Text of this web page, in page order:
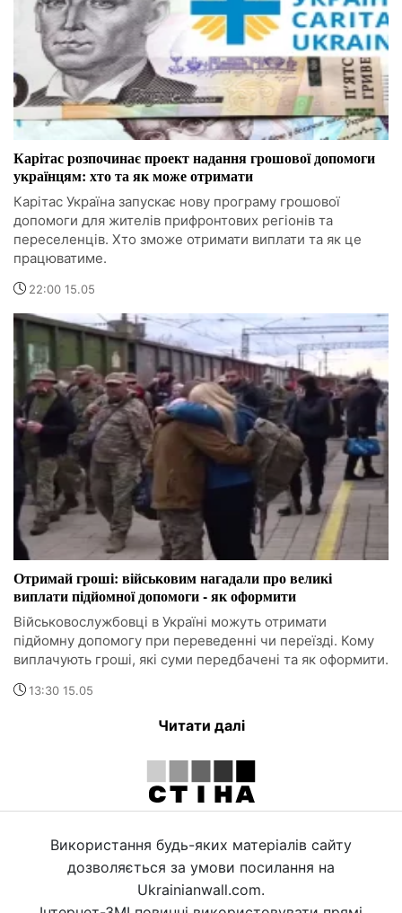
Карітас розпочинає проект надання грошової допомоги
українцям: хто та як може отримати
Карітас Україна запускає нову програму грошової
допомоги для жителів прифронтових регіонів та
переселенців. Хто зможе отримати виплати та як це
працюватиме.
22:00 15.05
Отримай гроші: військовим нагадали про великі
виплати підйомної допомоги - як оформити
Військовослужбовці в Україні можуть отримати
підйомну допомогу при переведенні чи переїзді. Кому
виплачують гроші, які суми передбачені та як оформити.
13:30 15.05
Читати далі
Використання будь-яких матеріалів сайту
дозволяється за умови посилання на
Ukrainianwall.com.